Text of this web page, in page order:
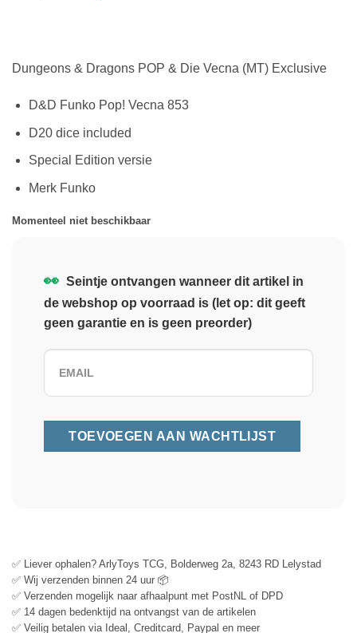
Dungeons & Dragons POP & Die Vecna (MT) Exclusive
D&D Funko Pop! Vecna 853
D20 dice included
Special Edition versie
Merk Funko
Momenteel niet beschikbaar
👀 Seintje ontvangen wanneer dit artikel in
de webshop op voorraad is (let op: dit geeft
geen garantie en is geen preorder)
✅ Liever ophalen? ArlyToys TCG, Bolderweg 2a, 8243 RD Lelystad
✅ Wij verzenden binnen 24 uur 📦
✅ Verzenden mogelijk naar afhaalpunt met PostNL of DPD
✅ 14 dagen bedenktijd na ontvangst van de artikelen
✅ Veilig betalen via Ideal, Creditcard, Paypal en meer